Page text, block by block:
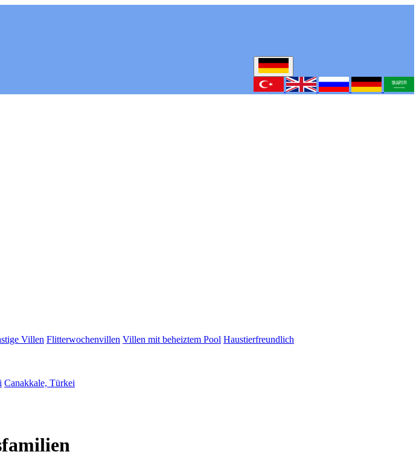
Villen Flitterwochenvillen Villen mit beheiztem Pool Haustierfreundlich
Canakkale, Türkei